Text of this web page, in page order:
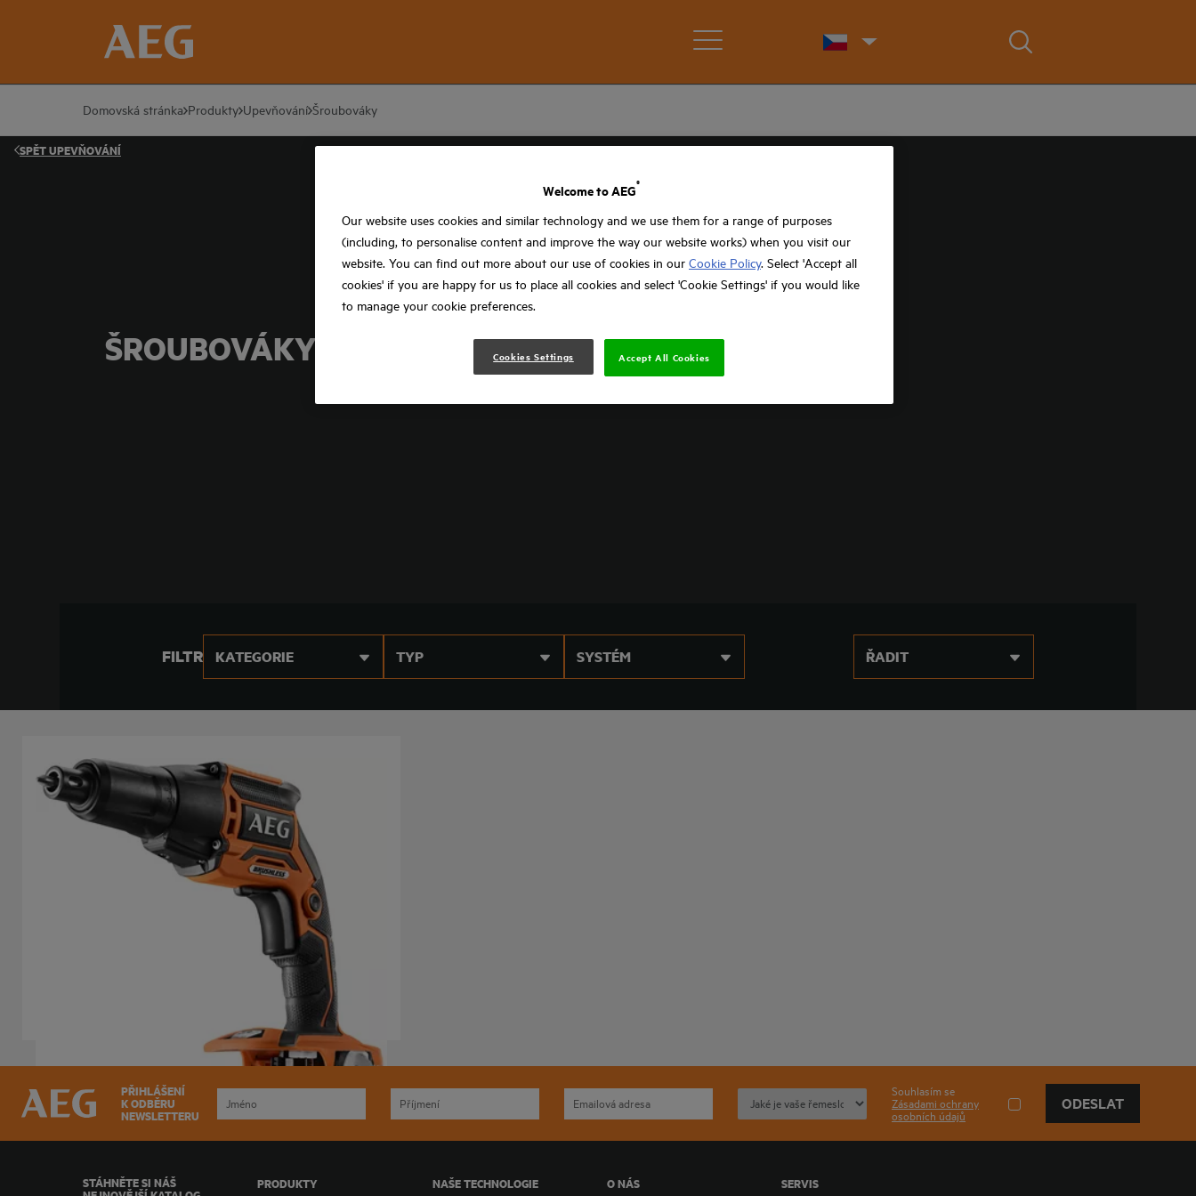
Domovská stránka Produkty Upevňování Šroubováky
SPĚTUPEVŇOVÁNÍ
ŠROUBOVÁKY
FILTR KATEGORIE TYP SYSTÉM ŘADIT
18V Bezuhlíkový sádrokartonářský šroubovák
PŘIHLÁŠENÍ
K ODBĚRU
NEWSLETTERU
Souhlasím se
Zásadami ochrany
osobních údajů
ODESLAT
STÁHNĚTE SI NÁŠ
PRODUKTY NAŠE TECHNOLOGIE O NÁS SERVIS
Welcome to AEG
®
Our website uses cookies and similar technology and we use them for a range of purposes
(including, to personalise content and improve the way our website works) when you visit our
website. You can find out more about our use of cookies in our Cookie Policy. Select 'Accept all
cookies' if you are happy for us to place all cookies and select 'Cookie Settings' if you would like
to manage your cookie preferences.
Cookies Settings Accept All Cookies